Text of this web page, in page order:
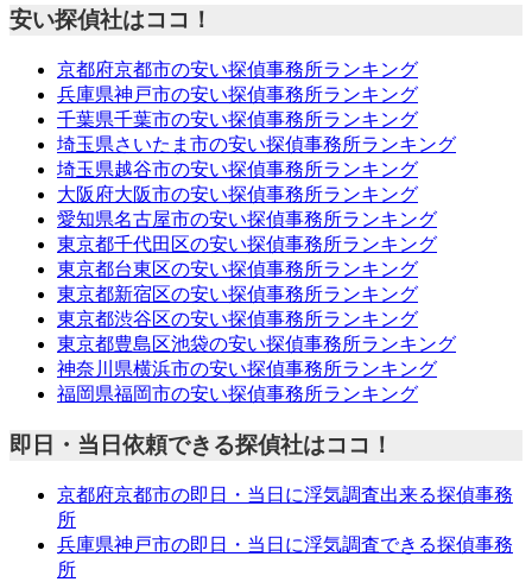
安い探偵社はココ！
京都府京都市の安い探偵事務所ランキング
兵庫県神戸市の安い探偵事務所ランキング
千葉県千葉市の安い探偵事務所ランキング
埼玉県さいたま市の安い探偵事務所ランキング
埼玉県越谷市の安い探偵事務所ランキング
大阪府大阪市の安い探偵事務所ランキング
愛知県名古屋市の安い探偵事務所ランキング
東京都千代田区の安い探偵事務所ランキング
東京都台東区の安い探偵事務所ランキング
東京都新宿区の安い探偵事務所ランキング
東京都渋谷区の安い探偵事務所ランキング
東京都豊島区池袋の安い探偵事務所ランキング
神奈川県横浜市の安い探偵事務所ランキング
福岡県福岡市の安い探偵事務所ランキング
即日・当日依頼できる探偵社はココ！
京都府京都市の即日・当日に浮気調査出来る探偵事務
所
兵庫県神戸市の即日・当日に浮気調査できる探偵事務
所